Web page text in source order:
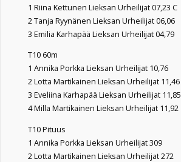
1 Riina Kettunen Lieksan Urheilijat 07,23 C
2 Tanja Ryynänen Lieksan Urheilijat 06,06
3 Emilia Karhapää Lieksan Urheilijat 04,79
T10 60m
1 Annika Porkka Lieksan Urheilijat 10,76
2 Lotta Martikainen Lieksan Urheilijat 11,46
3 Eveliina Karhapää Lieksan Urheilijat 11,85
4 Milla Martikainen Lieksan Urheilijat 11,92
T10 Pituus
1 Annika Porkka Lieksan Urheilijat 309
2 Lotta Martikainen Lieksan Urheilijat 272